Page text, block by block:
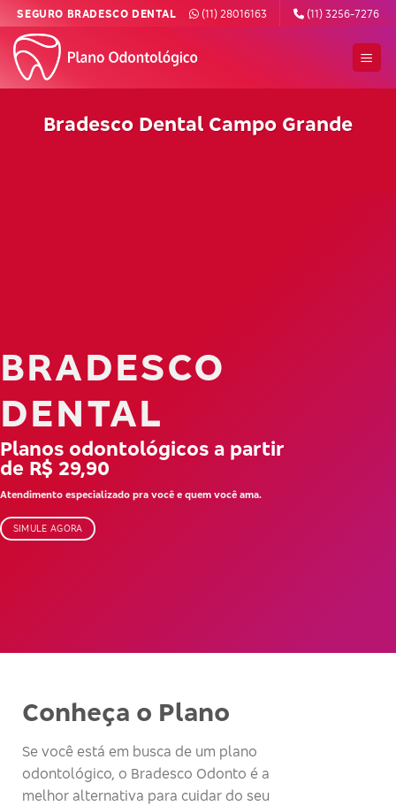
Skip
content
SEGURO BRADESCO DENTAL (11) 28016163 (11) 3256-7276
Bradesco Dental Campo Grande
BRADESCO
DENTAL
Planos odontológicos a partir
de R$ 29,90
Atendimento especializado pra você e quem você ama.
SIMULE AGORA
Conheça o Plano
Se você está em busca de um plano
odontológico, o Bradesco Odonto é a
melhor alternativa para cuidar do seu